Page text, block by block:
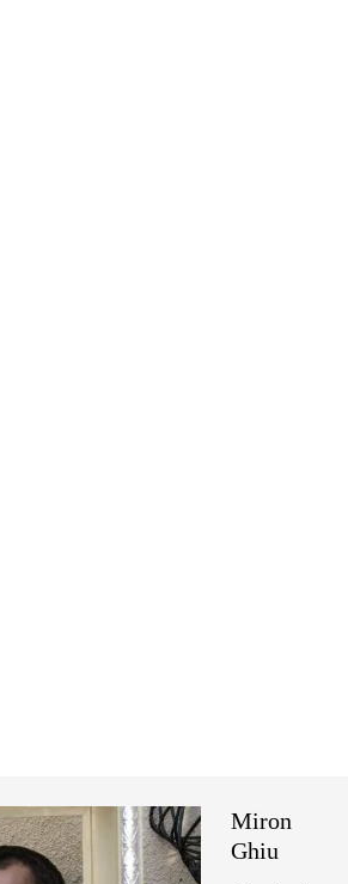
Miron
Ghiu